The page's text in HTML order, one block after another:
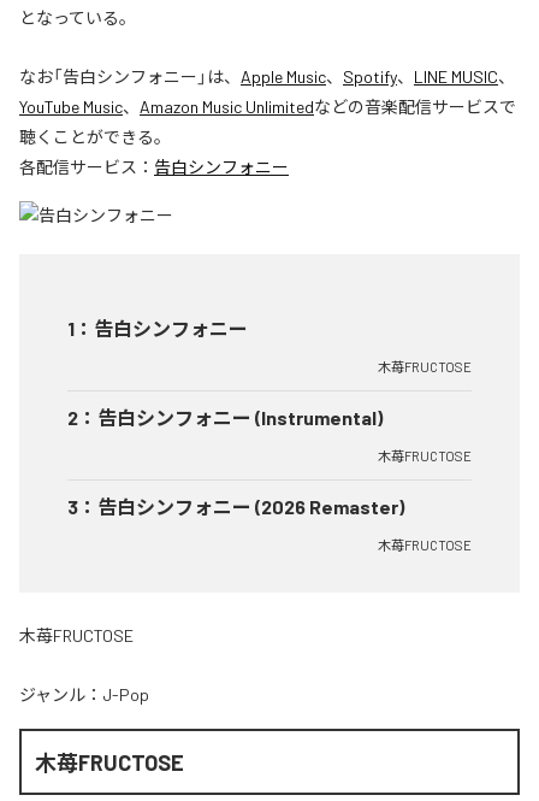
となっている。
なお「告白シンフォニー 」は、 Apple Music、 Spotify、 LINE MUSIC、
YouTube Music、 Amazon Music Unlimitedなどの音楽配信サービスで
聴くことができる。
各配信サービス： 告白シンフォニー
1 ： 告白シンフォニー
木苺FRUCTOSE
2 ： 告白シンフォニー (Instrumental)
木苺FRUCTOSE
3 ： 告白シンフォニー (2026 Remaster)
木苺FRUCTOSE
木苺FRUCTOSE
ジャンル： J-Pop
木苺FRUCTOSE